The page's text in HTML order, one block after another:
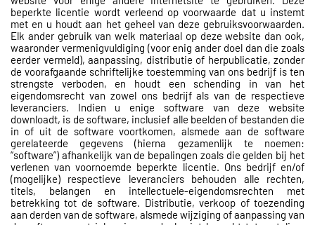
beperkte licentie wordt verleend op voorwaarde dat u instemt
met en u houdt aan het geheel van deze gebruiksvoorwaarden.
Elk ander gebruik van welk materiaal op deze website dan ook,
waaronder vermenigvuldiging (voor enig ander doel dan die zoals
eerder vermeld), aanpassing, distributie of herpublicatie, zonder
de voorafgaande schriftelijke toestemming van ons bedrijf is ten
strengste verboden, en houdt een schending in van het
eigendomsrecht van zowel ons bedrijf als van de respectieve
leveranciers. Indien u enige software van deze website
downloadt, is de software, inclusief alle beelden of bestanden die
in of uit de software voortkomen, alsmede aan de software
gerelateerde gegevens (hierna gezamenlijk te noemen:
“software”) afhankelijk van de bepalingen zoals die gelden bij het
verlenen van voornoemde beperkte licentie. Ons bedrijf en/of
(mogelijke) respectieve leveranciers behouden alle rechten,
titels, belangen en intellectuele-eigendomsrechten met
betrekking tot de software. Distributie, verkoop of toezending
aan derden van de software, alsmede wijziging of aanpassing van